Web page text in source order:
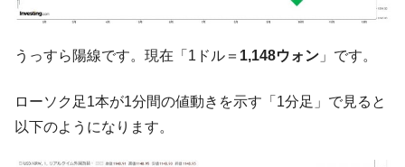
ン』1人当たり賠償10万ウォンを認定 ⇒ 総額3兆7,000億
『Money1』 韓国で猛暑。南東部では干ばつ
「KDDX」1番艦、2032年竣工と公示
『Money1』
【対日本円】ウォン安が急進！ 日米の協調
うっすら陽線です。現在「1ドル＝ 1,148ウォン 」です。
ローソク足1本が1分間の値動きを示す「1分足」で見ると
以下のようになります。